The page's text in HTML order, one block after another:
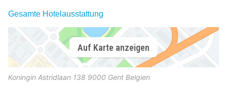
Gesamte Hotelausstattung
Auf Karte anzeigen
Koningin Astridlaan 138 9000 Gent Belgien